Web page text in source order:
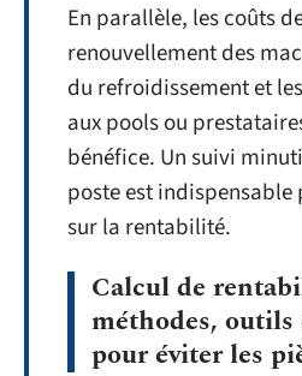
En parallèle, les coûts
renouvellement des
du refroidissement et
aux pools ou
bénéfice. Un suivi
poste est
sur la rentabilité.
Calcul de
méthodes, outils
pour éviter les